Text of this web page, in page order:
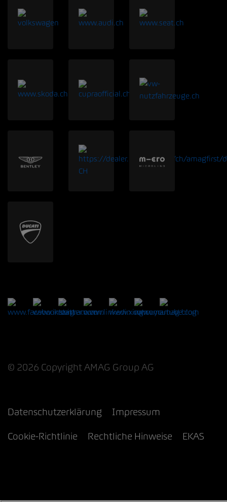
© 2026 Copyright AMAG Group AG
Datenschutzerklärung Impressum
Cookie-Richtlinie Rechtliche Hinweise EKAS